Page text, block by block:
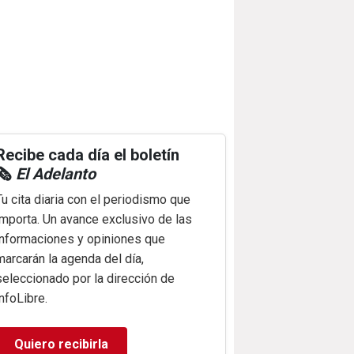
cada día el boletín
El Adelanto
cita diaria con el periodismo que
Un avance exclusivo de las
y opiniones que
la agenda del día,
por la dirección de
Quiero recibirla